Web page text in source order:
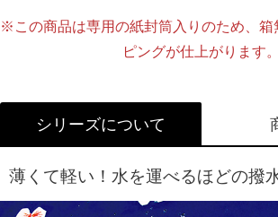
名入れについて詳しくはこ
ラッピングについて詳しくは
※この商品は専用の紙封筒入りのため、箱
ピングが仕上がります。
シリーズについて
薄くて軽い！水を運べるほどの撥